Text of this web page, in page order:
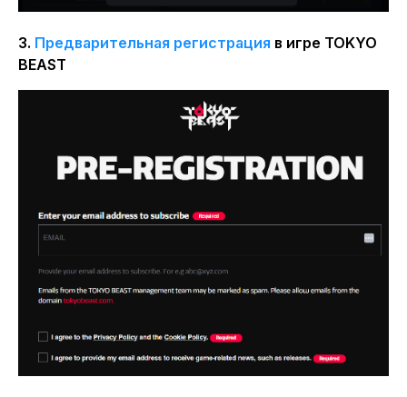
3. Предварительная регистрация в игре TOKYO
BEAST